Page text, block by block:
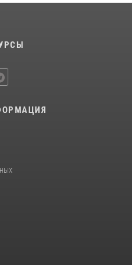
летнего лагеря
медицине
сотрудников